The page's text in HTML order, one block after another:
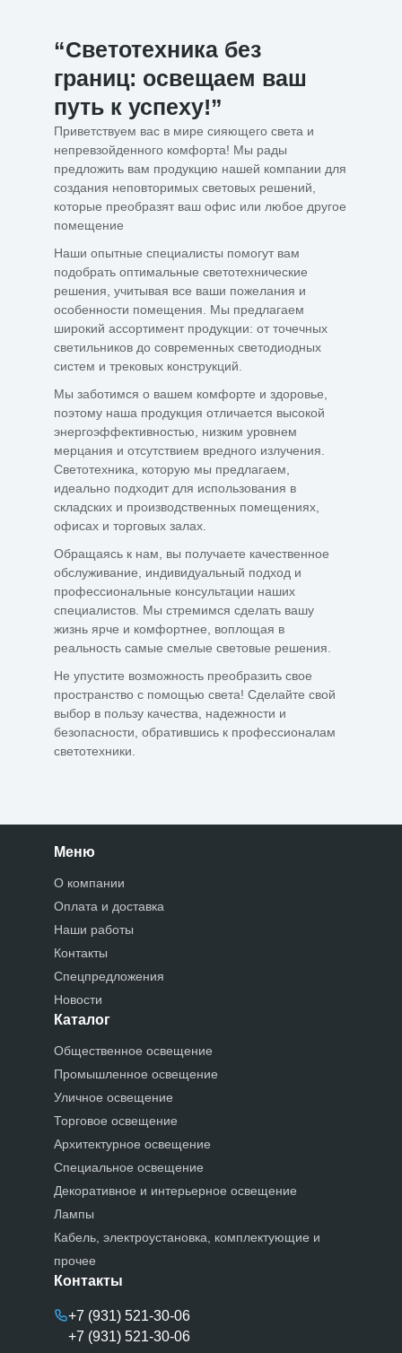
“Светотехника без
границ: освещаем ваш
путь к успеху!”
Приветствуем вас в мире сияющего света и
непревзойденного комфорта! Мы рады
предложить вам продукцию нашей компании для
создания неповторимых световых решений,
которые преобразят ваш офис или любое другое
помещение
Наши опытные специалисты помогут вам
подобрать оптимальные светотехнические
решения, учитывая все ваши пожелания и
особенности помещения. Мы предлагаем
широкий ассортимент продукции: от точечных
светильников до современных светодиодных
систем и трековых конструкций.
Мы заботимся о вашем комфорте и здоровье,
поэтому наша продукция отличается высокой
энергоэффективностью, низким уровнем
мерцания и отсутствием вредного излучения.
Светотехника, которую мы предлагаем,
идеально подходит для использования в
складских и производственных помещениях,
офисах и торговых залах.
Обращаясь к нам, вы получаете качественное
обслуживание, индивидуальный подход и
профессиональные консультации наших
специалистов. Мы стремимся сделать вашу
жизнь ярче и комфортнее, воплощая в
реальность самые смелые световые решения.
Не упустите возможность преобразить свое
пространство с помощью света! Сделайте свой
выбор в пользу качества, надежности и
безопасности, обратившись к профессионалам
светотехники.
Меню
О компании
Оплата и доставка
Наши работы
Контакты
Спецпредложения
Новости
Каталог
Общественное освещение
Промышленное освещение
Уличное освещение
Торговое освещение
Архитектурное освещение
Специальное освещение
Декоративное и интерьерное освещение
Лампы
Кабель, электроустановка, комплектующие и
прочее
Контакты
+7 (931) 521-30-06
+7 (931) 521-30-06